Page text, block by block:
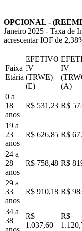
OPCIONAL -
Janeiro 2025 - Taxa de
acrescentar IOF de
Faixa
Etária
EFETIVO
IV
(TRWE)
(E)
IV
(A)
0 a
18
anos
R$ 531,23 R$
19 a
23
anos
R$ 626,85 R$
24 a
28
anos
R$ 758,48 R$
29 a
33
anos
R$ 910,18 R$
34 a
38
R$
1.037,60
R$